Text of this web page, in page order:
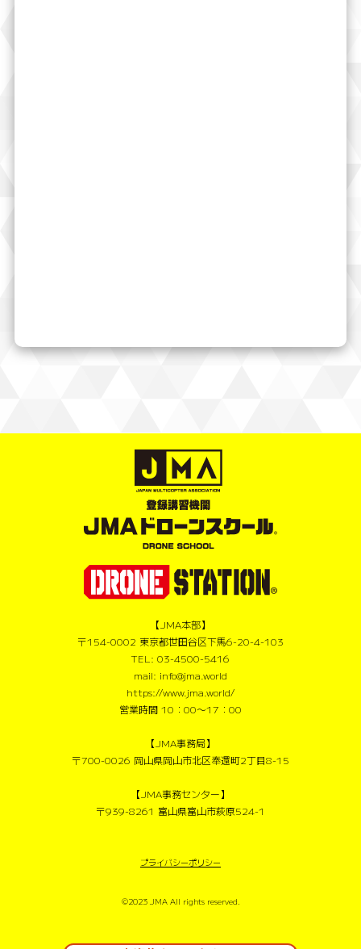
【JMA本部】
〒154-0002 東京都世田谷区下馬6-20-4-103
TEL: 03-4500-5416
mail: info@jma.world
https://www.jma.world/
営業時間 10：00〜17：00
【JMA事務局】
〒700-0026 岡山県岡山市北区奉還町2丁目8-15
【JMA事務センター】
〒939-8261 富山県富山市萩原524-1
プライバシーポリシー
©2023 JMA All rights reserved.